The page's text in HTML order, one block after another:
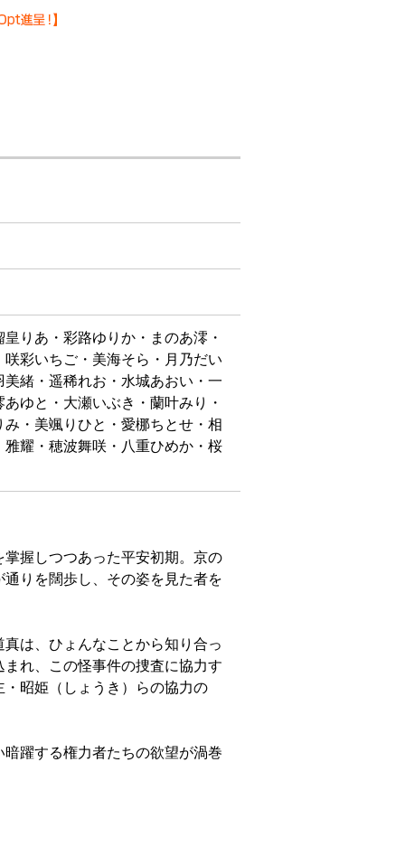
りあ・彩路ゆりか・まのあ澪・
彩いちご・美海そら・月乃だい
緒・遥稀れお・水城あおい・一
ゆと・大瀬いぶき・蘭叶みり・
・美颯りひと・愛梛ちとせ・相
耀・穂波舞咲・八重ひめか・桜
握しつつあった平安初期。京の
りを闊歩し、その姿を見た者を
は、ひょんなことから知り合っ
れ、この怪事件の捜査に協力す
昭姫（しょうき）らの協力の
躍する権力者たちの欲望が渦巻